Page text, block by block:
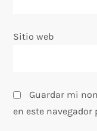
d
s
Sitio web
Guardar mi
en este navegador